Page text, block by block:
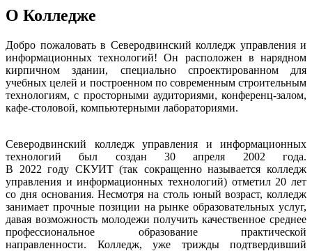
О Колледже
Добро пожаловать в Северодвинский колледж управления и
информационных технологий! Он расположен в нарядном
кирпичном здании, специально спроектированном для
учебных целей и построенном по современным строительным
технологиям, с просторными аудиториями, конференц-залом,
кафе-столовой, компьютерными лабораториями.
Северодвинский колледж управления и информационных
технологий был создан 30 апреля 2002 года.
В 2022 году СКУИТ (так сокращенно называется колледж
управления и информационных технологий) отметил 20 лет
со дня основания. Несмотря на столь юный возраст, колледж
занимает прочные позиции на рынке образовательных услуг,
давая возможность молодежи получить качественное среднее
профессиональное образование практической
направленности. Колледж, уже трижды подтвердивший